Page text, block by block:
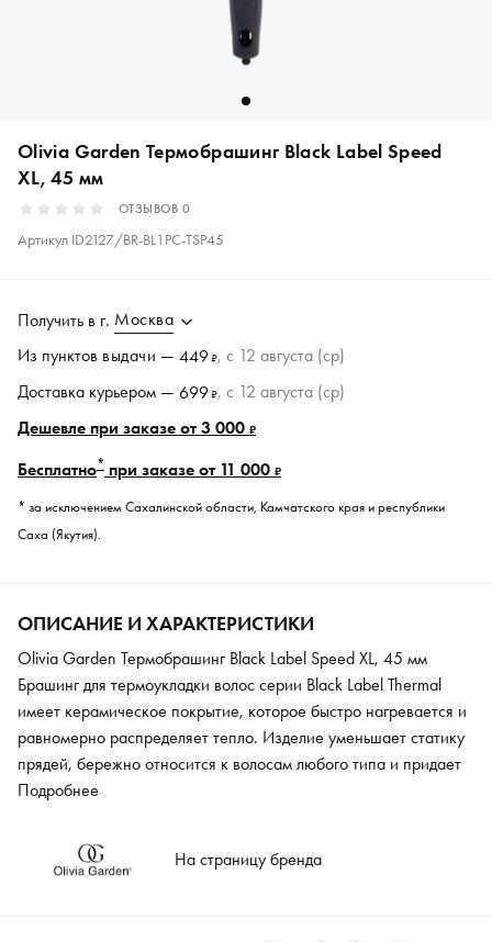
Olivia Garden Термобрашинг Black Label Speed
XL, 45 мм
ОТЗЫВОВ 0
Артикул ID2127/BR-BL1PC-TSP45
Получить в г. Москва
Из пунктов выдачи — 449₽, c 12 августа (ср)
Доставка курьером — 699₽, c 12 августа (ср)
Дешевле при заказе от 3 000 ₽
Бесплатно* при заказе от 11 000 ₽
* за исключением Сахалинской области, Камчатского края и республики
Саха (Якутия).
ОПИСАНИЕ И ХАРАКТЕРИСТИКИ
Olivia Garden Термобрашинг Black Label Speed XL, 45 мм
Брашинг для термоукладки волос серии Black Label Thermal
имеет керамическое покрытие, которое быстро нагревается и
равномерно распределяет тепло. Изделие уменьшает статику
прядей, бережно относится к волосам любого типа и придает
им глянцевый блеск. Благодаря мягким щетинкам при
Подробнее
На страницу бренда